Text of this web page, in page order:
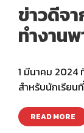
ข่าวดีจ
ทำงานพ
1 มีนาคม 2024
สำหรับนักเรียน
READ MORE